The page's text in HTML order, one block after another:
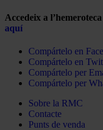
Accedeix a
aquí
Compártelo en
Compártelo en
Compártelo per
Compártelo per
Sobre la RMC
Contacte
Punts de venda